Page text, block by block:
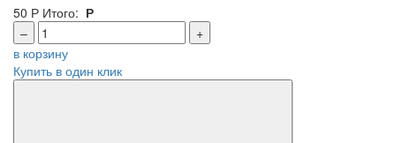
50 Р Итого: Р
–
+
в корзину
Купить в один клик